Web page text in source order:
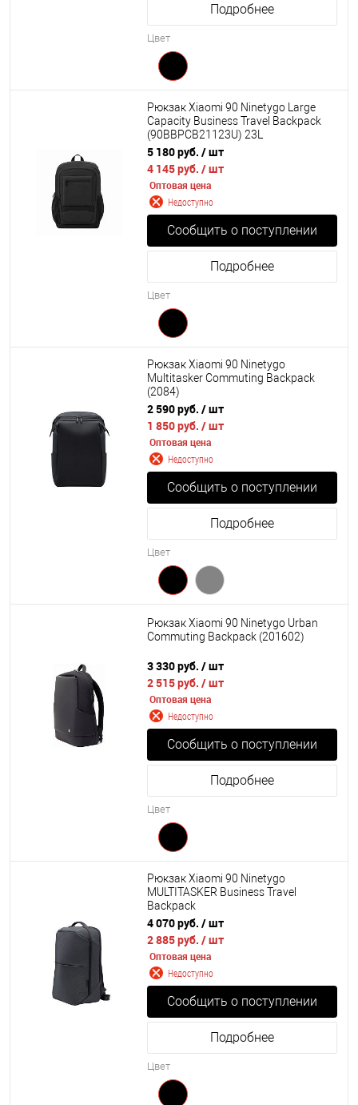
Подробнее
Цвет
Рюкзак Xiaomi 90 Ninetygo Large
Capacity Business Travel Backpack
(90BBPCB21123U) 23L
5 180 руб. / шт
4 145 руб. / шт
Оптовая цена
Недоступно
Сообщить о поступлении
Подробнее
Цвет
Рюкзак Xiaomi 90 Ninetygo
Multitasker Commuting Backpack
(2084)
2 590 руб. / шт
1 850 руб. / шт
Оптовая цена
Недоступно
Сообщить о поступлении
Подробнее
Цвет
Рюкзак Xiaomi 90 Ninetygo Urban
Commuting Backpack (201602)
3 330 руб. / шт
2 515 руб. / шт
Оптовая цена
Недоступно
Сообщить о поступлении
Подробнее
Цвет
Рюкзак Xiaomi 90 Ninetygo
MULTITASKER Business Travel
Backpack
4 070 руб. / шт
2 885 руб. / шт
Оптовая цена
Недоступно
Сообщить о поступлении
Подробнее
Цвет